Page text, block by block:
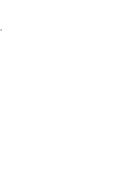
,